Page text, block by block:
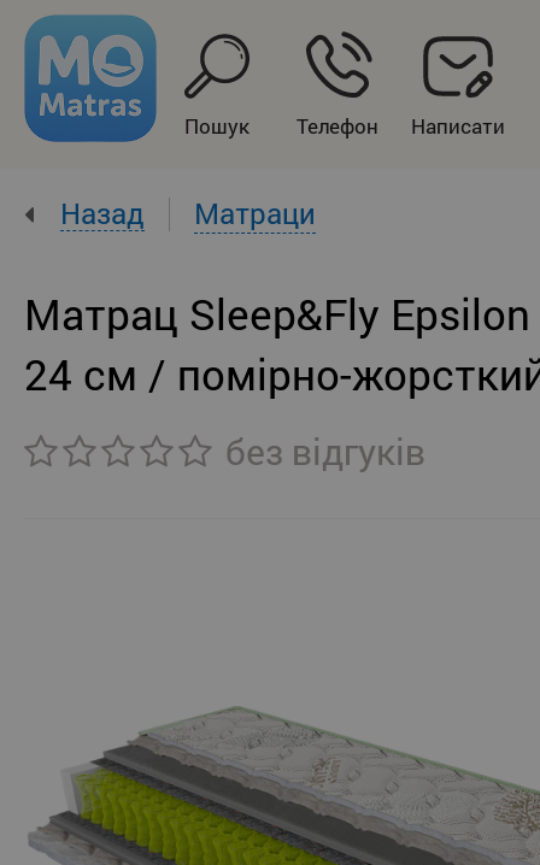
Пошук Телефон Написати
Назад Матраци
Матрац Sleep&Fly
24 см / помірно-
без відгуків